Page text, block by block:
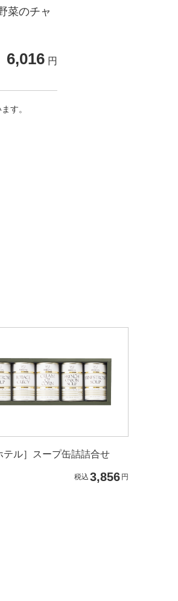
菜のチャ
6,016 円
す。
テル］スープ缶詰詰合せ
税込 3,856 円